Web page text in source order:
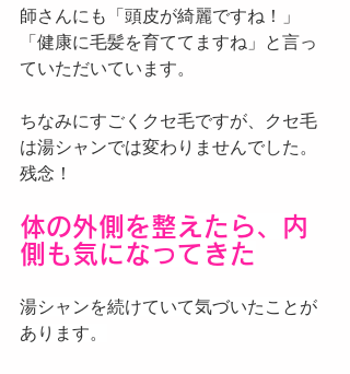
師さんにも「頭皮が綺麗ですね！」
「健康に毛髪を育ててますね」と言っ
ていただいています。
ちなみにすごくクセ毛ですが、クセ毛
は湯シャンでは変わりませんでした。
残念！
体の外側を整えたら、内
側も気になってきた
湯シャンを続けていて気づいたことが
あります。